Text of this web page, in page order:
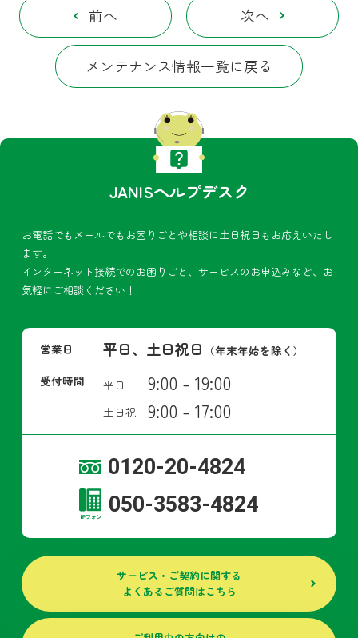
前へ
メンテナンス情報一覧に戻る
次へ
JANISヘルプデスク
お電話でもメールでもお困りごとや相談に土日祝日もお応えいたし
ます。
インターネット接続でのお困りごと、サービスのお申込みなど、お
気軽にご相談ください！
営業日 平日、土日祝日 （年末年始を除く）
受付時間
平日 9:00 - 19:00
土日祝 9:00 - 17:00
0120-20-4824
050-3583-4824
サービス・ご契約に関する
よくあるご質問はこちら